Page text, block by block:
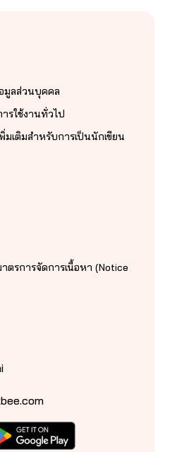
มูลส่วนบุคคล
รใช้งานทั่วไป
มเติมสำหรับการเป็นนักเขียน
ตรการจัดการเนื้อหา (Notice